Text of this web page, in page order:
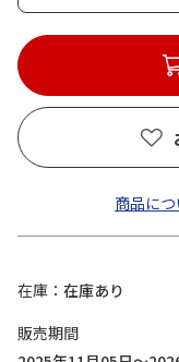
商品に
在庫
在庫あり
販売期間